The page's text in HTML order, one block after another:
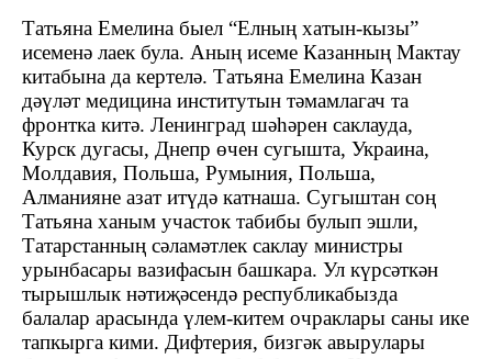
Татьяна Емелина быел “Елның хатын-кызы”
исеменә лаек була. Аның исеме Казанның Мактау
китабына да кертелә. Татьяна Емелина Казан
дәүләт медицина институтын тәмамлагач та
фронтка китә. Ленинград шәһәрен саклауда,
Курск дугасы, Днепр өчен сугышта, Украина,
Молдавия, Польша, Румыния, Польша,
Алманияне азат итүдә катнаша. Сугыштан соң
Татьяна ханым участок табибы булып эшли,
Татарстанның сәламәтлек саклау министры
урынбасары вазифасын башкара. Ул күрсәткән
тырышлык нәтиҗәсендә республикабызда
балалар арасында үлем-китем очраклары саны ике
тапкырга кими. Дифтерия, бизгәк авырулары